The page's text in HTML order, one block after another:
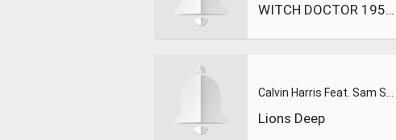
WITCH DOCTOR 1958 original version
Lions Deep